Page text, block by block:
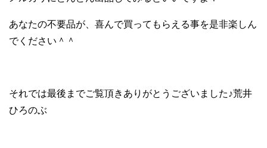
あなたの不要品が、喜んで買ってもらえる事を是非楽しん
でください＾＾
それでは最後までご覧頂きありがとうございました♪荒井
ひろのぶ